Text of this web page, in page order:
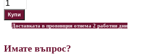
Доставката в провинция отнема 2 работни дни
Имате въпрос?